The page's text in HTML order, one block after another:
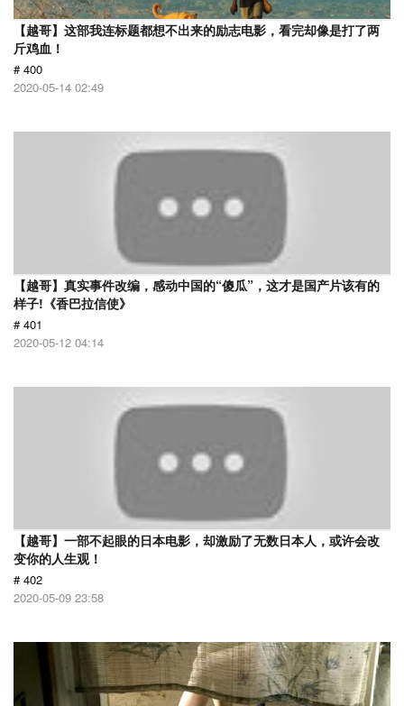
【越哥】这部我连标题都想不出来的励志电影，看完却像是打了两
斤鸡血！
# 400
2020-05-14 02:49
【越哥】真实事件改编，感动中国的“傻瓜”，这才是国产片该有的
样子!《香巴拉信使》
# 401
2020-05-12 04:14
【越哥】一部不起眼的日本电影，却激励了无数日本人，或许会改
变你的人生观！
# 402
2020-05-09 23:58